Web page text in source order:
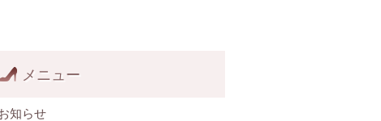
メニュー
知らせ